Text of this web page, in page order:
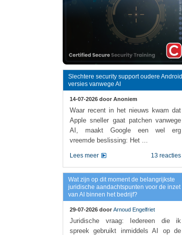
Slechtere security support oudere Android
versies vanwege AI
14-07-2026 door Anoniem
Waar recent in het nieuws kwam dat
Apple sneller gaat patchen vanwege
AI, maakt Google een wel erg
vreemde beslissing: Het ...
13 reacties
Lees meer
Wat zijn op dit moment de belangrijkste
juridische aandachtspunten voor de inzet
van AI binnen het bedrijf?
29-07-2026 door Arnoud Engelfriet
Juridische vraag: Iedereen die ik
spreek gebruikt inmiddels AI op de